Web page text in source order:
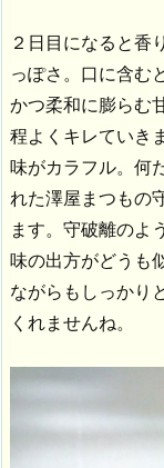
２日目になると香
っぽさ。口に含む
かつ柔和に膨らむ
程よくキレていき
味がカラフル。何
れた澤屋まつもの
ます。守破離のよ
味の出方がどうも
ながらもしっかり
くれませんね。